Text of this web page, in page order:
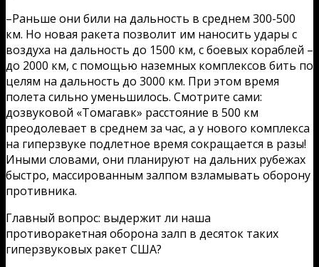
–Раньше они били на дальность в среднем 300-500
км. Но новая ракета позволит им наносить удары с
воздуха на дальность до 1500 км, с боевых кораблей –
до 2000 км, с помощью наземных комплексов бить по
целям на дальность до 3000 км. При этом время
полета сильно уменьшилось. Смотрите сами:
дозвуковой «Томагавк» расстояние в 500 км
преодолевает в среднем за час, а у нового комплекса
на гиперзвуке подлетное время сокращается в разы!
Иными словами, они планируют на дальних рубежах
быстро, массированным залпом взламывать оборону
противника.
Главный вопрос: выдержит ли наша
противоракетная оборона залп в десяток таких
гиперзвуковых ракет США?